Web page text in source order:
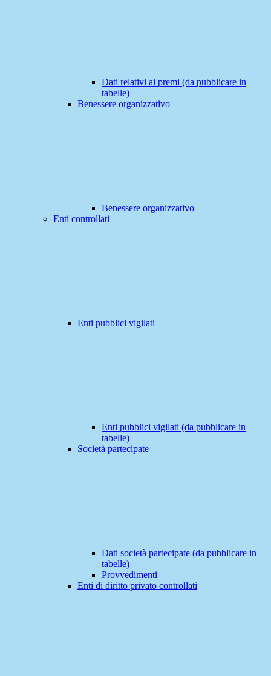
Dati relativi ai premi (da pubblicare in
tabelle)
Benessere organizzativo
Benessere organizzativo
Enti controllati
Enti pubblici vigilati
Enti pubblici vigilati (da pubblicare in
tabelle)
Società partecipate
Dati società partecipate (da pubblicare in
tabelle)
Provvedimenti
Enti di diritto privato controllati